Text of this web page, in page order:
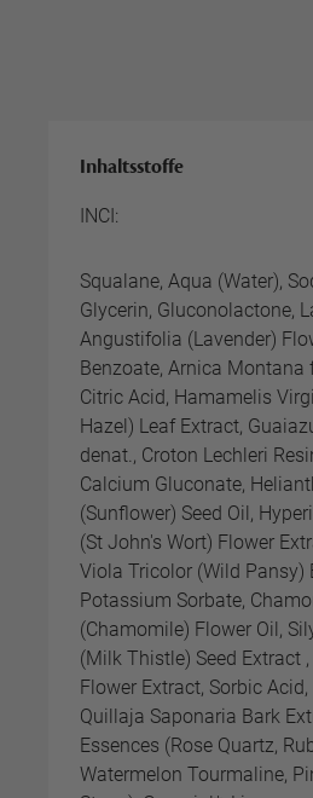
Inhaltsstoffe
INCI:
Squalane, Aqua (Water),
Glycerin, Gluconolactone,
Angustifolia (Lavender)
Benzoate, Arnica Montana
Citric Acid, Hamamelis
Hazel) Leaf Extract,
denat., Croton Lechleri
Calcium Gluconate,
(Sunflower) Seed Oil,
(St John's Wort) Flower
Viola Tricolor (Wild Pansy)
Potassium Sorbate,
(Chamomile) Flower Oil,
(Milk Thistle) Seed Extract
Flower Extract, Sorbic Acid,
Quillaja Saponaria Bark
Essences (Rose Quartz,
Watermelon Tourmaline,